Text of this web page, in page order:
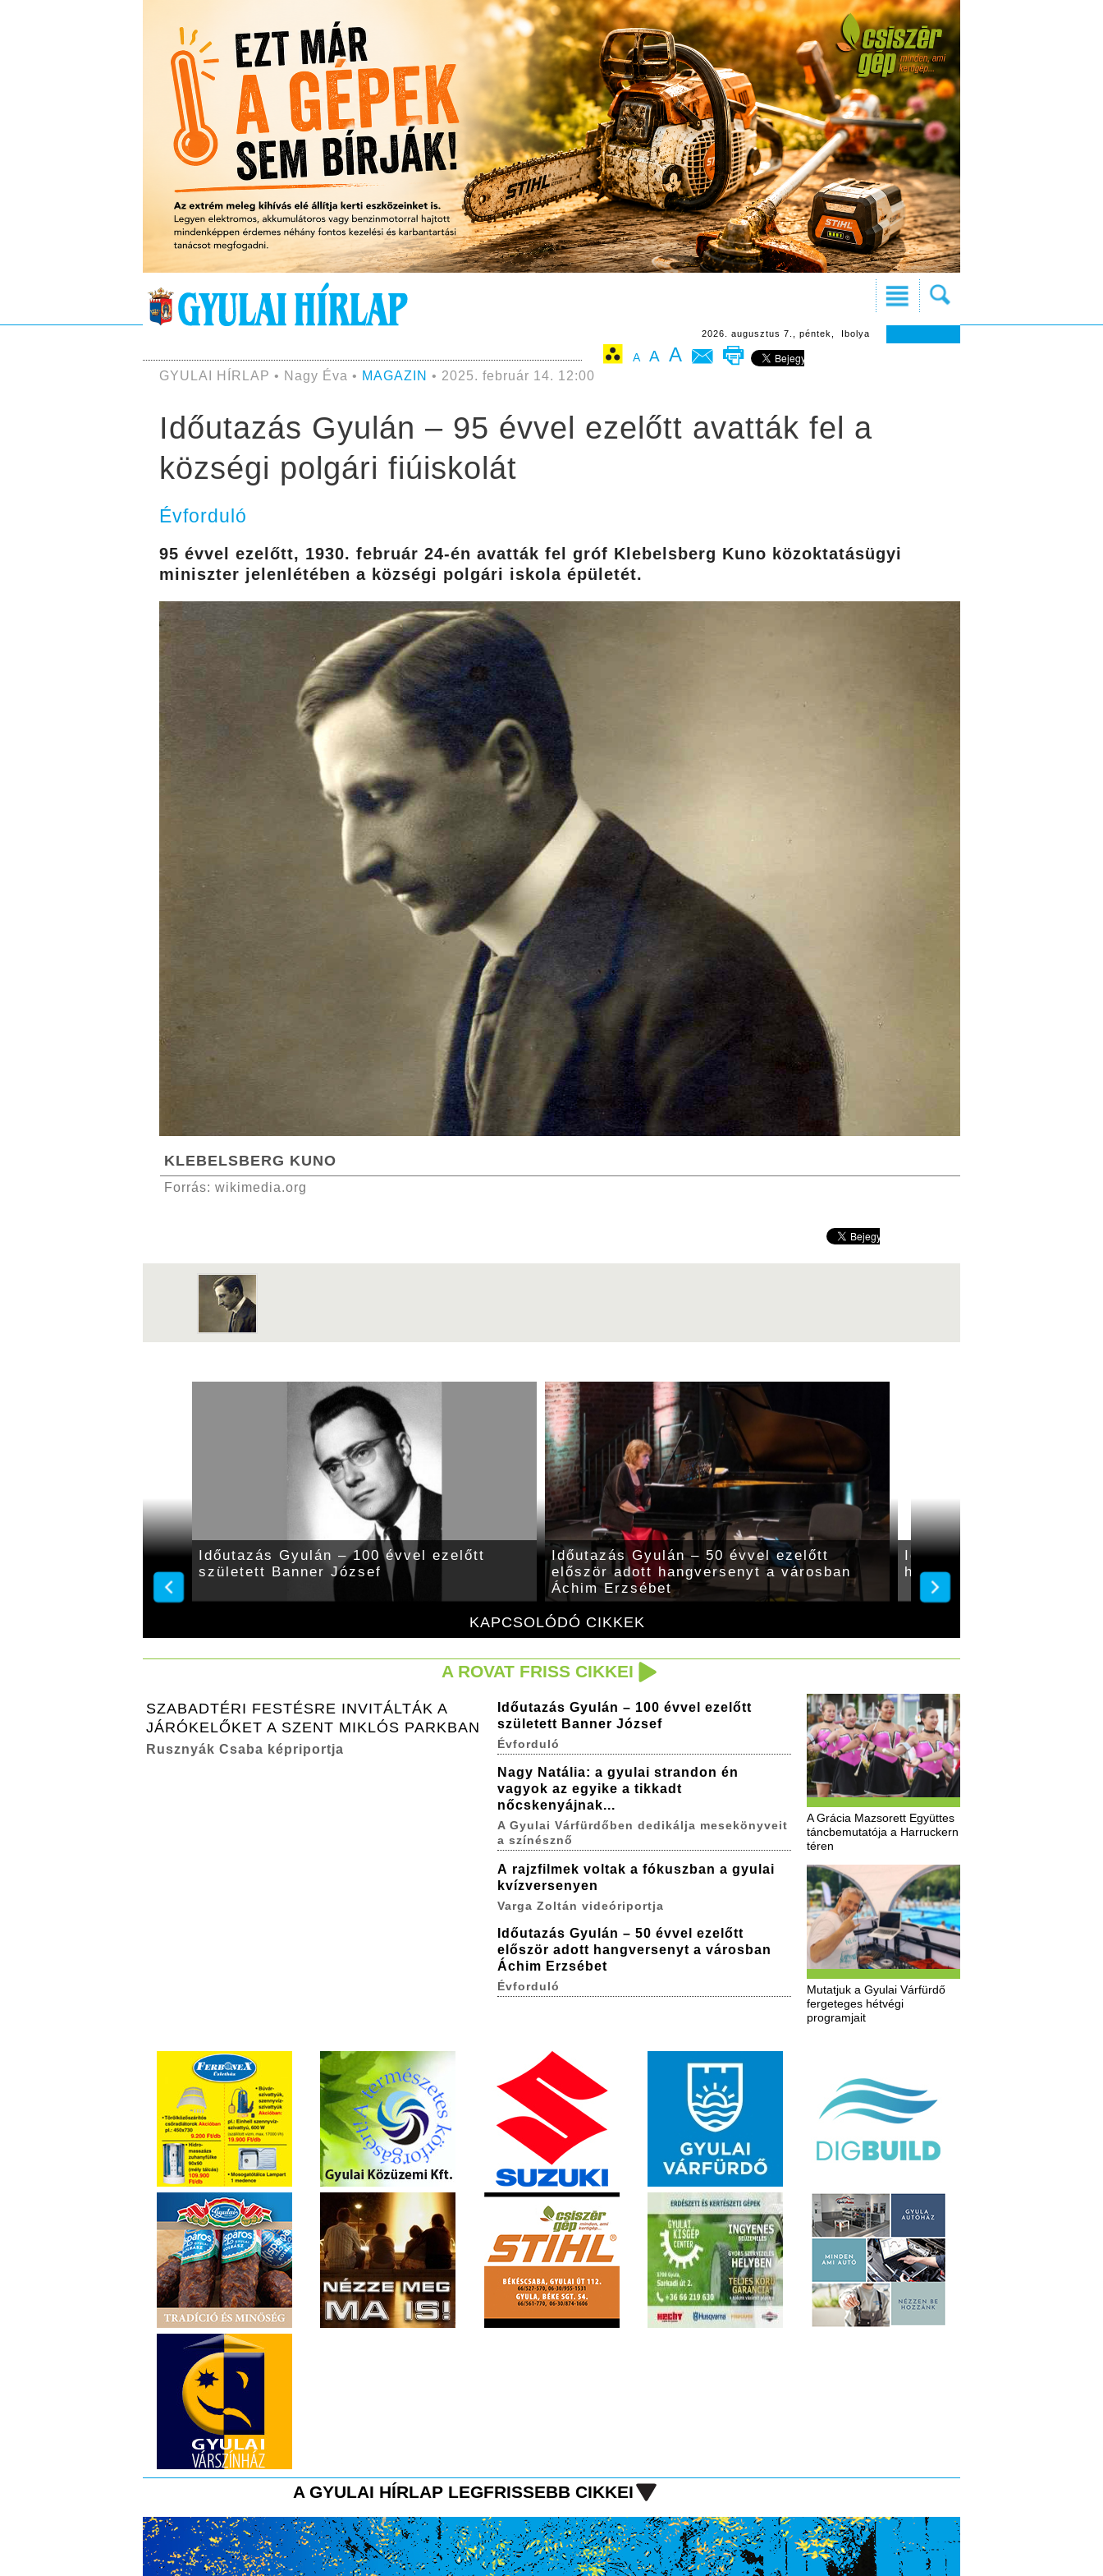
2026. augusztus 7., péntek, Ibolya
A A A
GYULAI HÍRLAP • Nagy Éva • MAGAZIN • 2025. február 14. 12:00
Időutazás Gyulán – 95 évvel ezelőtt avatták fel a
községi polgári fiúiskolát
Évforduló
95 évvel ezelőtt, 1930. február 24-én avatták fel gróf Klebelsberg Kuno közoktatásügyi
miniszter jelenlétében a községi polgári iskola épületét.
KLEBELSBERG KUNO
Forrás: wikimedia.org
KAPCSOLÓDÓ CIKKEK
évvel ezelőtt Kéry
Időutazás Gyulán – 100 évvel ezelőtt
született Banner József
Időutazás Gyulán – 50 évvel ezelőtt
először adott hangversenyt a városban
Áchim Erzsébet
Időutazás Gyulán – 160
hunyt el Nuszbek József
A ROVAT FRISS CIKKEI
SZABADTÉRI FESTÉSRE INVITÁLTÁK A
JÁRÓKELŐKET A SZENT MIKLÓS PARKBAN
Rusznyák Csaba képriportja
A Grácia Mazsorett Együttes
táncbemutatója a Harruckern
téren
Mutatjuk a Gyulai Várfürdő
fergeteges hétvégi
programjait
Időutazás Gyulán – 100 évvel ezelőtt
született Banner József
Évforduló
Nagy Natália: a gyulai strandon én
vagyok az egyike a tikkadt
nőcskenyájnak...
A Gyulai Várfürdőben dedikálja mesekönyveit
a színésznő
A rajzfilmek voltak a fókuszban a gyulai
kvízversenyen
Varga Zoltán videóriportja
Időutazás Gyulán – 50 évvel ezelőtt
először adott hangversenyt a városban
Áchim Erzsébet
Évforduló
A GYULAI HÍRLAP LEGFRISSEBB CIKKEI